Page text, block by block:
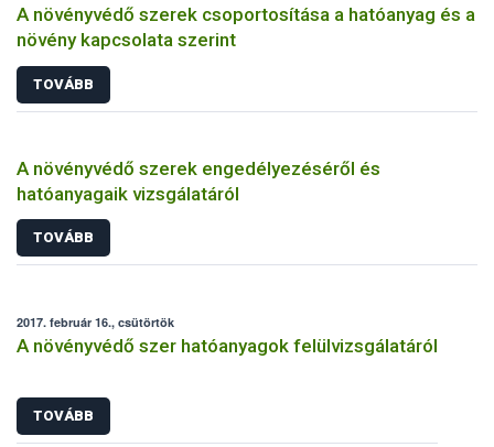
A növényvédő szerek csoportosítása a hatóanyag és a
növény kapcsolata szerint
TOVÁBB
A növényvédő szerek engedélyezéséről és
hatóanyagaik vizsgálatáról
TOVÁBB
2017. február 16., csütörtök
A növényvédő szer hatóanyagok felülvizsgálatáról
TOVÁBB